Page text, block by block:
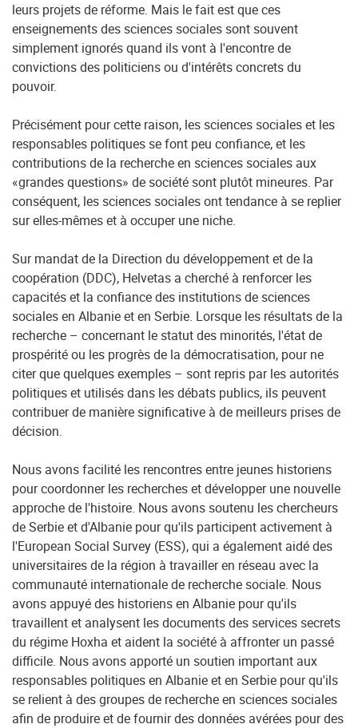
leurs projets de réforme. Mais le fait est que ces
enseignements des sciences sociales sont souvent
simplement ignorés quand ils vont à l'encontre de
convictions des politiciens ou d'intérêts concrets du
pouvoir.
Précisément pour cette raison, les sciences sociales et les
responsables politiques se font peu confiance, et les
contributions de la recherche en sciences sociales aux
«grandes questions» de société sont plutôt mineures. Par
conséquent, les sciences sociales ont tendance à se replier
sur elles-mêmes et à occuper une niche.
Sur mandat de la Direction du développement et de la
coopération (DDC), Helvetas a cherché à renforcer les
capacités et la confiance des institutions de sciences
sociales en Albanie et en Serbie. Lorsque les résultats de la
recherche – concernant le statut des minorités, l'état de
prospérité ou les progrès de la démocratisation, pour ne
citer que quelques exemples – sont repris par les autorités
politiques et utilisés dans les débats publics, ils peuvent
contribuer de manière significative à de meilleurs prises de
décision.
Nous avons facilité les rencontres entre jeunes historiens
pour coordonner les recherches et développer une nouvelle
approche de l'histoire. Nous avons soutenu les chercheurs
de Serbie et d'Albanie pour qu'ils participent activement à
l'European Social Survey (ESS), qui a également aidé des
universitaires de la région à travailler en réseau avec la
communauté internationale de recherche sociale. Nous
avons appuyé des historiens en Albanie pour qu'ils
travaillent et analysent les documents des services secrets
du régime Hoxha et aident la société à affronter un passé
difficile. Nous avons apporté un soutien important aux
responsables politiques en Albanie et en Serbie pour qu'ils
se relient à des groupes de recherche en sciences sociales
afin de produire et de fournir des données avérées pour des